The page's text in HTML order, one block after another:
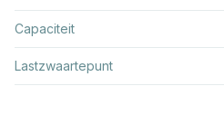
Capaciteit
Lastzwaartepunt